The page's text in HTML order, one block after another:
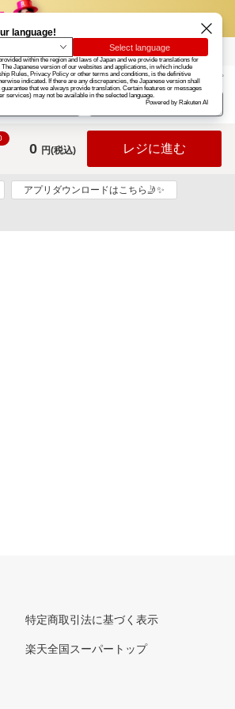
楽天グループ カード
お知らせ ヘルプ
ログイン
0 円(税込) レジに進む
アプリダウンロードはこちら🤳✨
特定商取引法に基づく表示
楽天全国スーパートップ